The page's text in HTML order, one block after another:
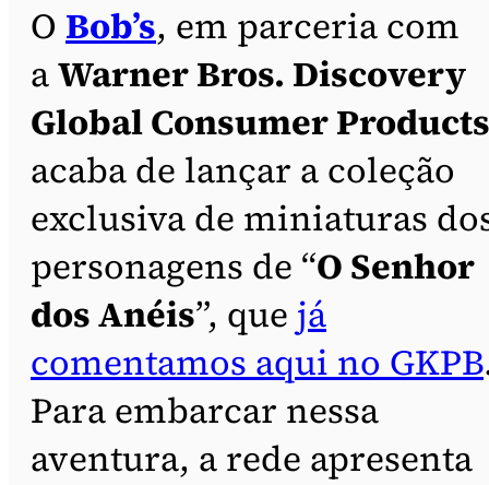
O Bob’s, em parceria com
aWarner Bros. Discovery
Global Consumer Products
acaba de lançar a coleção
exclusiva de miniaturas
personagens de “O Senhor
dos Anéis”, que já
comentamos aqui no GKPB
Para embarcar nessa
aventura, a rede apresenta